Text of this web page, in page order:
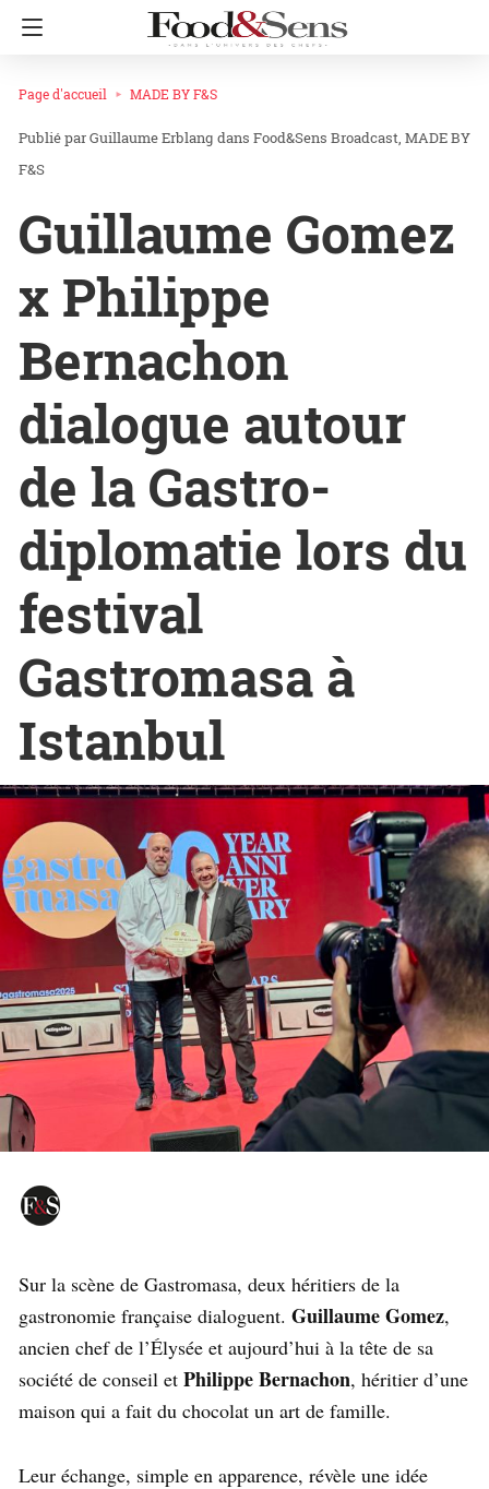
Page d'accueil MADE BY F&S
Guillaume Erblang dans Food&Sens Broadcast MADE BY
F&S
Guillaume Gomez
x Philippe
Bernachon
dialogue autour
de la Gastro-
diplomatie lors du
festival
Gastromasa à
Istanbul
Sur la scène de Gastromasa, deux héritiers de la
gastronomie française dialoguent. Guillaume Gomez,
ancien chef de l’Élysée et aujourd’hui à la tête de sa
société de conseil et Philippe Bernachon, héritier d’une
maison qui a fait du chocolat un art de famille.
Leur échange, simple en apparence, révèle une idée